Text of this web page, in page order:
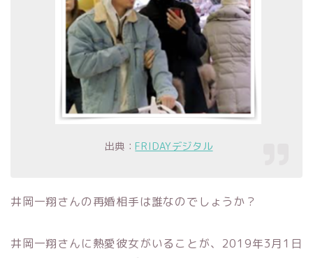
出典：FRIDAYデジタル
井岡一翔さんの再婚相手は誰なのでしょうか？
井岡一翔さんに熱愛彼女がいることが、2019年3月1日